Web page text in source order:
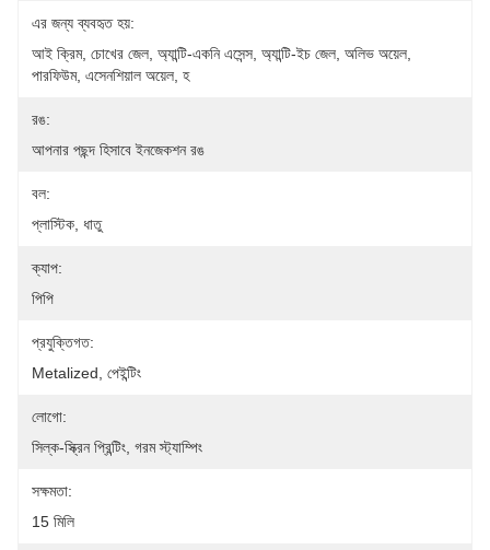
এর জন্য ব্যবহৃত হয়:
আই ক্রিম, চোখের জেল, অ্যান্টি-একনি এসেন্স, অ্যান্টি-ইচ জেল, অলিভ অয়েল,
পারফিউম, এসেনশিয়াল অয়েল, হ
রঙ:
আপনার পছন্দ হিসাবে ইনজেকশন রঙ
বল:
প্লাস্টিক, ধাতু
ক্যাপ:
পিপি
প্রযুক্তিগত:
Metalized, পেইন্টিং
লোগো:
সিল্ক-স্ক্রিন প্রিন্টিং, গরম স্ট্যাম্পিং
সক্ষমতা:
15 মিলি